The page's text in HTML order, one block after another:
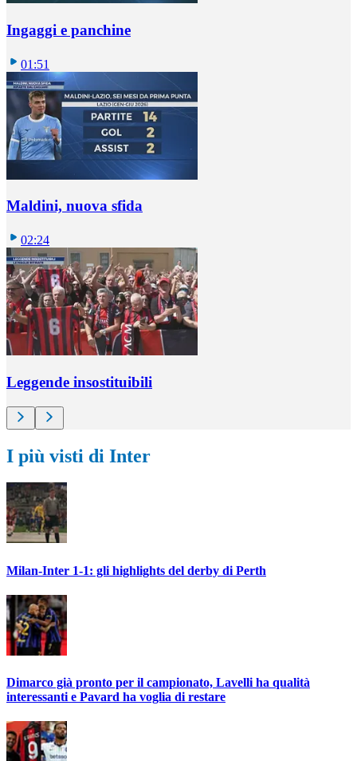
Ingaggi e panchine
01:51
Maldini, nuova sfida
02:24
Leggende insostituibili
I più visti di Inter
Milan-Inter 1-1: gli highlights del derby di Perth
Dimarco già pronto per il campionato, Lavelli ha qualità
interessanti e Pavard ha voglia di restare